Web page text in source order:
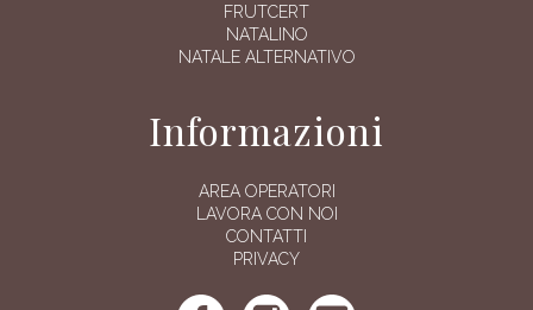
FRUTCERT
NATALINO
NATALE ALTERNATIVO
Informazioni
AREA OPERATORI
LAVORA CON NOI
CONTATTI
PRIVACY